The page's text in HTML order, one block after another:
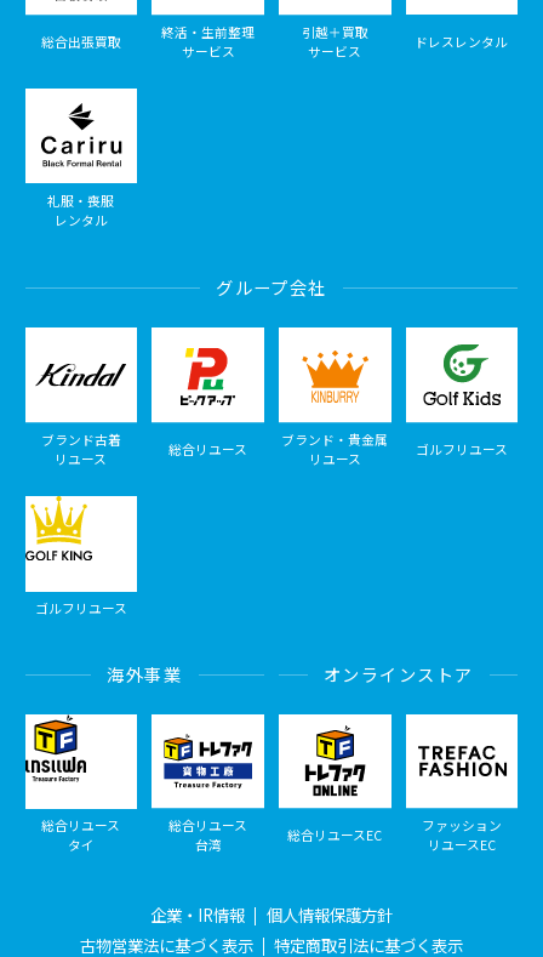
総合出張買取
終活・生前整理
サービス
引越＋買取
サービス
ドレスレンタル
礼服・喪服
レンタル
グループ会社
ブランド古着
リユース
総合リユース
ブランド・貴金属
リユース
ゴルフリユース
ゴルフリユース
海外事業
総合リユース
タイ
総合リユース
台湾
オンラインストア
総合リユースEC
ファッション
リユースEC
企業・IR情報
個人情報保護方針
古物営業法に基づく表示
特定商取引法に基づく表示